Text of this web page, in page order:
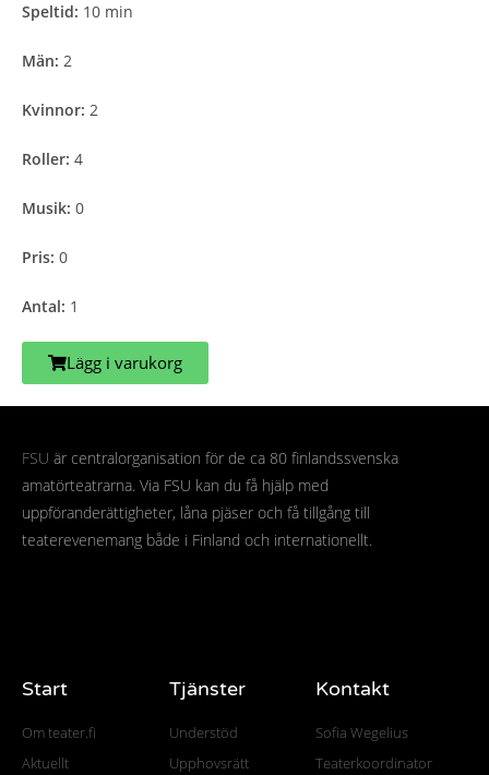
Speltid: 10 min
Män: 2
Kvinnor: 2
Roller: 4
Musik: 0
Pris: 0
Antal: 1
Lägg i varukorg
FSU är centralorganisation för de ca 80 finlandssvenska
amatörteatrarna. Via FSU kan du få hjälp med
uppföranderättigheter, låna pjäser och få tillgång till
teaterevenemang både i Finland och internationellt.
Start
Om teater.fi
Aktuellt
Tjänster
Understöd
Upphovsrätt
Kontakt
Sofia Wegelius
Teaterkoordinator